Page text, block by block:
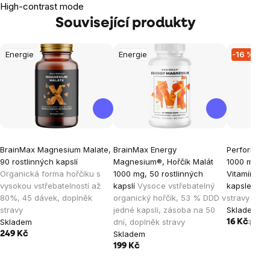
High-contrast mode
Související produkty
Energie
BrainMax Magnesium Malate,
90 rostlinných kapslí
Organická forma hořčíku s
vysokou vstřebatelností až
80%, 45 dávek, doplněk
stravy
Skladem
249 Kč
Energie
BrainMax Energy
Magnesium®, Hořčík Malát
1000 mg, 50 rostlinných
kapslí Vysoce vstřebatelný
organický hořčík, 53 % DDD v
jedné kapsli, zásoba na 50
dní, doplněk stravy
Skladem
199 Kč
-16 %
1000 mg,
Vitamín
kapsle,
stravy
Skladem
16 Kč19 Kč